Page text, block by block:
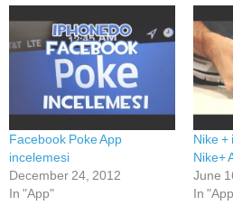
Facebook Poke App
incelemesi
December 24, 2012
In "App"
Nike +
Nike+
June
In